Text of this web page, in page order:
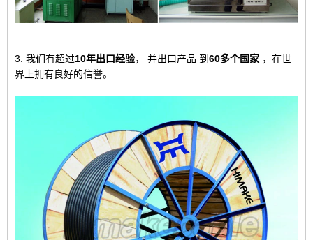
3. 我们有超过10年出口经验， 并出口产品 到 60多个国家 ， 在世
界上拥有良好的信誉。